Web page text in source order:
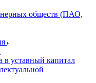
обществ (ПАО,
в уставный капитал